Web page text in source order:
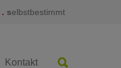
. selbstbestimmt
Kontakt